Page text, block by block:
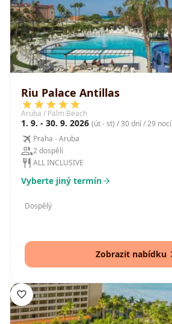
Riu Palace Antillas
Aruba / Palm Beach
1. 9. - 30. 9. 2026 (út - st) / 30 dní / 29 nocí
Praha - Aruba
2 dospělí
ALL INCLUSIVE
Vyberte jiný termín
Dospělý
Zobrazit nabídku